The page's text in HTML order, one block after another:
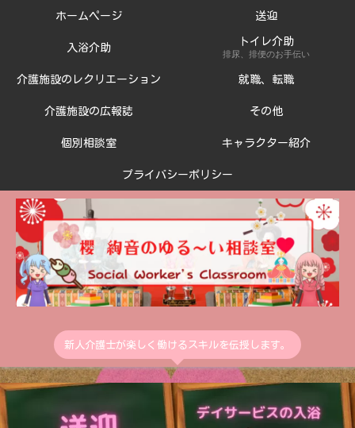
新人介護士が楽しく働けるスキルを伝授します。
ホームページ 送迎
入浴介助
トイレ介助
排尿、排便のお手伝い
介護施設のレクリエーション 就職、転職
介護施設の広報誌 その他
個別相談室 キャラクター紹介
プライバシーポリシー